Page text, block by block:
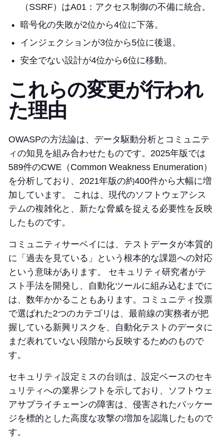
（SSRF）はA01：アクセス制御の不備に統合。
暗号化の失敗が2位から4位に下落。
インジェクションが3位から5位に後退。
安全でない設計が4位から6位に移動。
これらの変更が行われ
た理由
OWASPの方法論は、データ駆動分析とコミュニテ
ィの知見を組み合わせたものです。2025年版では
589件のCWE（Common Weakness Enumeration）
を分析しており、2021年版の約400件から大幅に増
加しています。 これは、現代のソフトウェアシス
テムの複雑化と、新たな脅威を捉える必要性を反映
したものです。
コミュニティサーベイには、テストデータが本質的
に「過去を見ている」という根本的な課題への対応
という意味があります。 セキュリティ研究者がテ
スト手法を開発し、自動化ツールに組み込むまでに
は、数年かかることもあります。コミュニティ投票
で選ばれた2つのカテゴリは、最前線の実務者が把
握している新興リスクを、自動化テストのデータに
まだ表れていない段階から反映するためのもので
す。
セキュリティ設定ミスの台頭は、設定ベースのセキ
ュリティへの業界シフトを示しており、ソフトウェ
アサプライチェーンの障害は、侵害されたパッケー
ジを標的とした高度な攻撃の増加を認識したもので
す。